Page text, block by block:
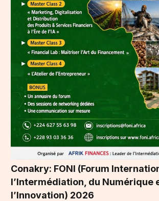
Conakry: FONI (Forum
l’Intermédiation, du Numérique
l’Innovation) 2026